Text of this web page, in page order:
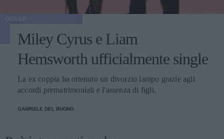
Miley Cyrus e Liam
Hemsworth ufficialmente single
La ex coppia ha ottenuto un divorzio lampo grazie agli
accordi prematrimoniali e l'assenza di figli.
GABRIELE DEL BUONO